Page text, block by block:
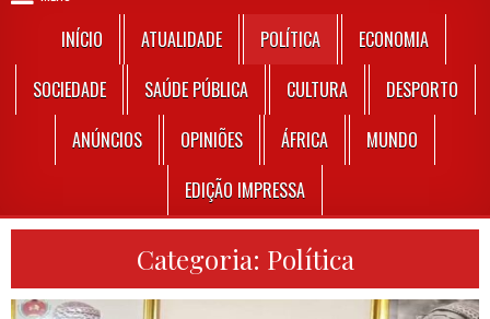
INÍCIO ATUALIDADE POLÍTICA
ECONOMIA
SOCIEDADE
SAÚDE PÚBLICA CULTURA
DESPORTO
ANÚNCIOS
OPINIÕES ÁFRICA
MUNDO
EDIÇÃO IMPRESSA
Categoria: Política